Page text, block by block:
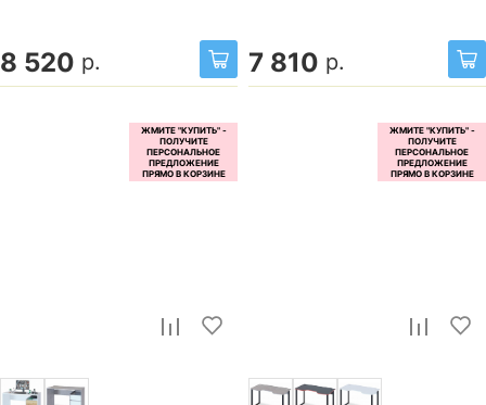
8 520 р. 7 810 р.